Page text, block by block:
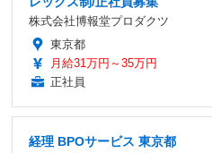
株式会社博報堂プロダクツ
東京都
月給31万円～35万円
正社員
経理 BPOサービス 東京都